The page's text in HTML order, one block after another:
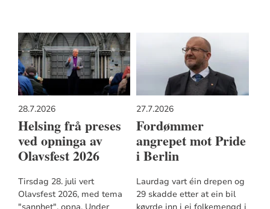
28.7.2026
Helsing frå preses
ved opninga av
Olavsfest 2026
Tirsdag 28. juli vert
Olavsfest 2026, med tema
27.7.2026
Fordømmer
angrepet mot Pride
i Berlin
Laurdag vart éin drepen og
29 skadde etter at ein bil